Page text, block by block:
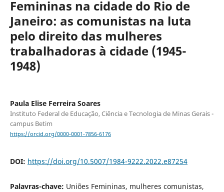
Femininas na cidade do Rio de
Janeiro: as comunistas na luta
pelo direito das mulheres
trabalhadoras à cidade (1945-
1948)
Paula Elise Ferreira Soares
Instituto Federal de Educação, Ciência e Tecnologia de Minas Gerais -
campus Betim
https://orcid.org/0000-0001-7856-6176
DOI: https://doi.org/10.5007/1984-9222.2022.e87254
Palavras-chave: Uniões Femininas, mulheres comunistas,